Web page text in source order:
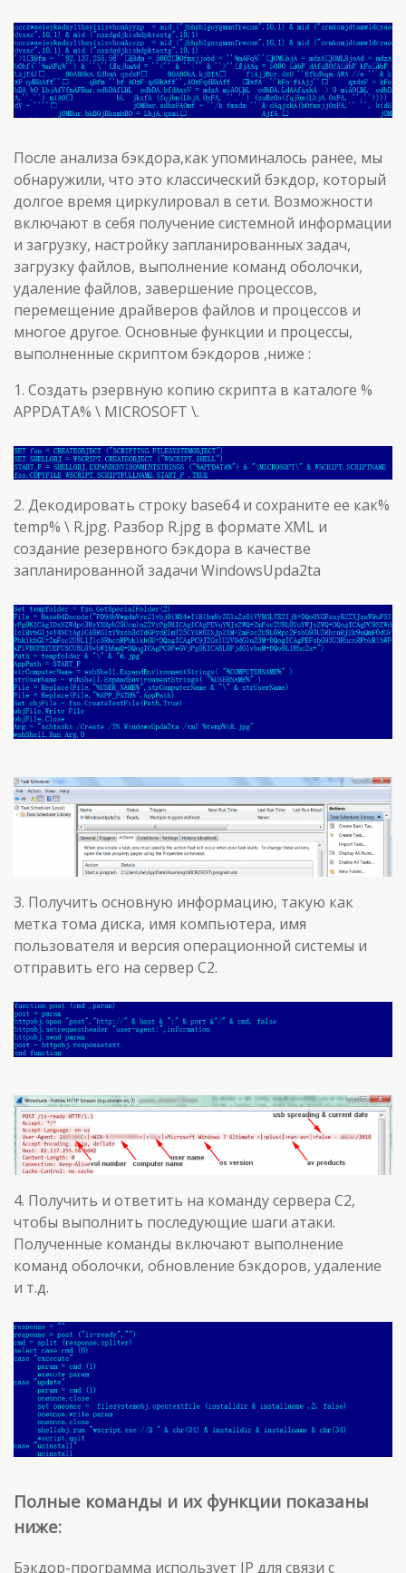
После анализа бэкдора,как упоминалось ранее, мы
обнаружили, что это классический бэкдор, который
долгое время циркулировал в сети. Возможности
включают в себя получение системной информации
и загрузку, настройку запланированных задач,
загрузку файлов, выполнение команд оболочки,
удаление файлов, завершение процессов,
перемещение драйверов файлов и процессов и
многое другое. Основные функции и процессы,
выполненные скриптом бэкдоров ,ниже :
1. Создать рзервную копию скрипта в каталоге %
APPDATA% \ MICROSOFT \.
2. Декодировать строку base64 и сохраните ее как%
temp% \ R.jpg. Разбор R.jpg в формате XML и
создание резервного бэкдора в качестве
запланированной задачи WindowsUpda2ta
3. Получить основную информацию, такую как
метка тома диска, имя компьютера, имя
пользователя и версия операционной системы и
отправить его на сервер C2.
4. Получить и ответить на команду сервера C2,
чтобы выполнить последующие шаги атаки.
Полученные команды включают выполнение
команд оболочки, обновление бэкдоров, удаление
и т.д.
Полные команды и их функции показаны
ниже:
Бэкдор-программа использует IP для связи с